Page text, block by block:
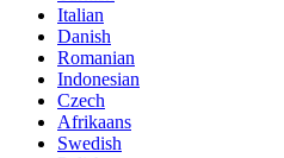
Italian
Danish
Romanian
Indonesian
Czech
Afrikaans
Swedish